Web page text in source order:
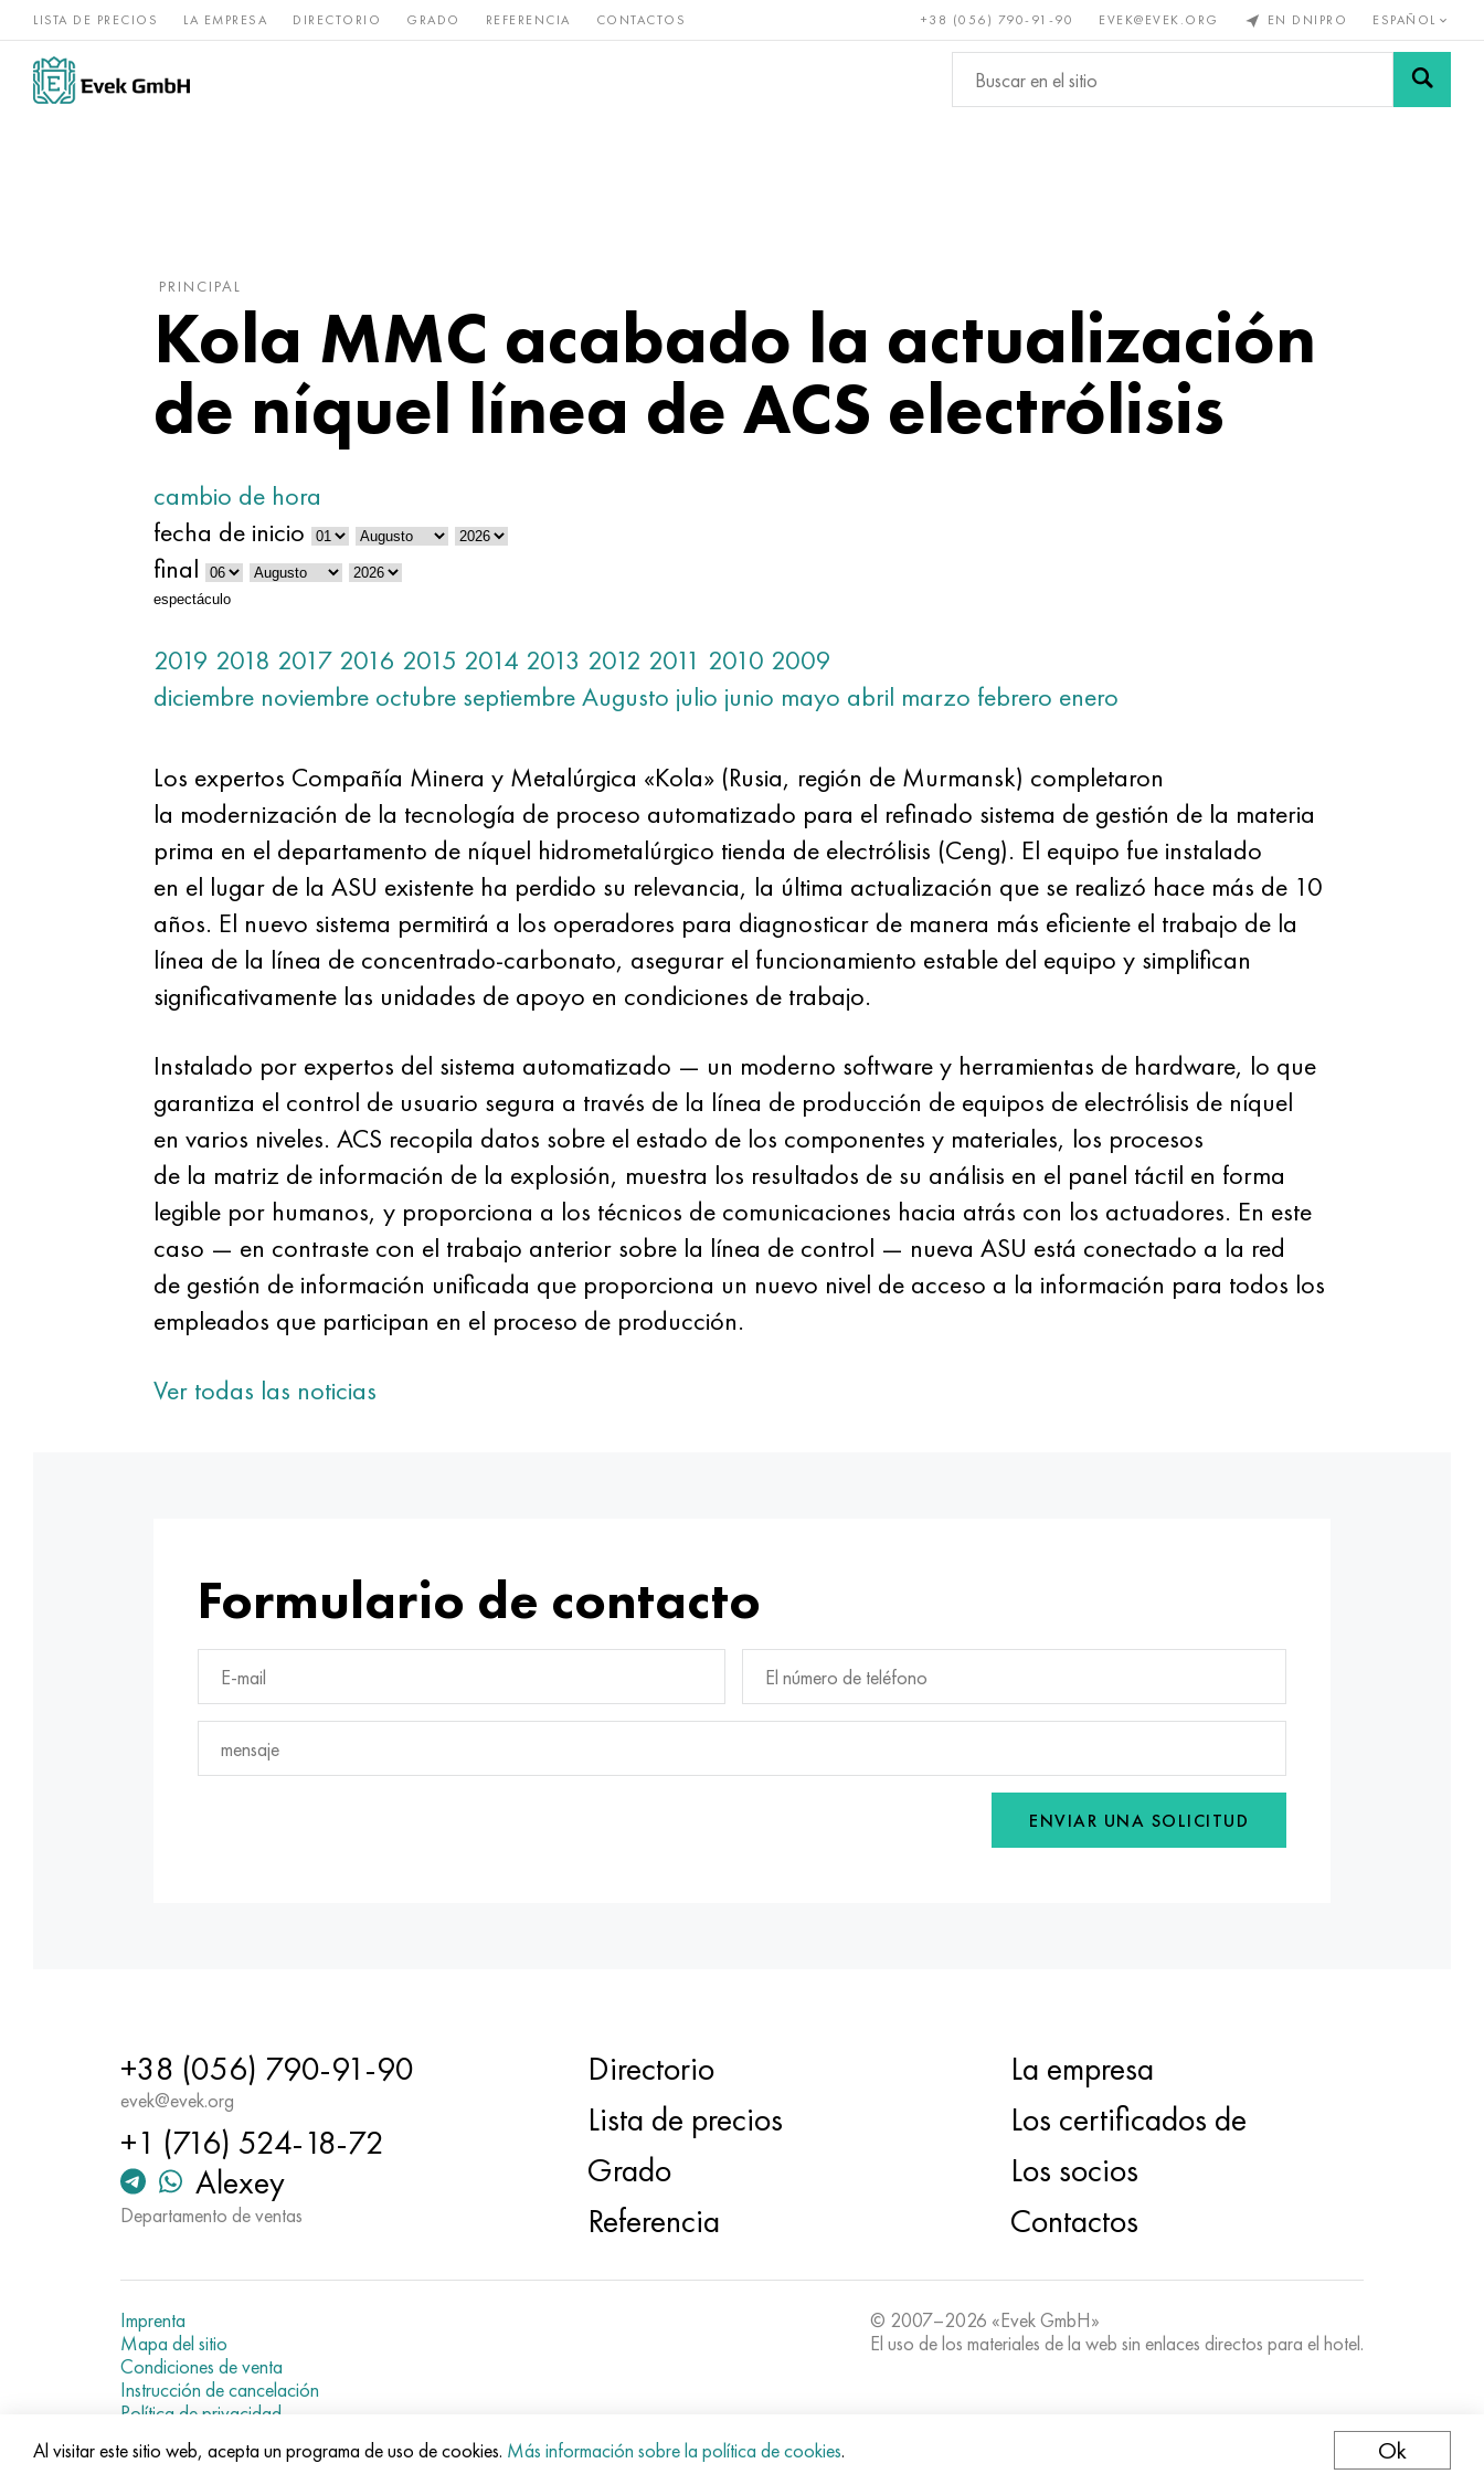
LISTA DE PRECIOS LA EMPRESA DIRECTORIO GRADO REFERENCIA CONTACTOS +38 (056) 790-91-90 EVEK@EVEK.ORG EN DNIPRO ESPAÑOL
Aleaciones de
níquel
acero Raro y Bronce, cobre, Metales no
ferrosos
Aleación de Mallas y
PRINCIPAL
Kola MMC acabado la actualización
de níquel línea de ACS electrólisis
cambio de hora
fecha de inicio
final
espectáculo
2019 2018 2017 2016 2015 2014 2013 2012 2011 2010 2009
diciembre noviembre octubre septiembreAugusto julio junio mayo abril marzo febrero enero
Los expertos Compañía Minera y Metalúrgica «Kola» (Rusia, región de Murmansk) completaron
la modernización de la tecnología de proceso automatizado para el refinado sistema de gestión de la materia
prima en el departamento de níquel hidrometalúrgico tienda de electrólisis (Ceng). El equipo fue instalado
en el lugar de la ASU existente ha perdido su relevancia, la última actualización que se realizó hace más de 10
años. El nuevo sistema permitirá a los operadores para diagnosticar de manera más eficiente el trabajo de la
línea de la línea de concentrado-carbonato, asegurar el funcionamiento estable del equipo y simplifican
significativamente las unidades de apoyo en condiciones de trabajo.
Instalado por expertos del sistema automatizado — un moderno software y herramientas de hardware, lo que
garantiza el control de usuario segura a través de la línea de producción de equipos de electrólisis de níquel
en varios niveles. ACS recopila datos sobre el estado de los componentes y materiales, los procesos
de la matriz de información de la explosión, muestra los resultados de su análisis en el panel táctil en forma
legible por humanos, y proporciona a los técnicos de comunicaciones hacia atrás con los actuadores. En este
caso — en contraste con el trabajo anterior sobre la línea de control — nueva ASU está conectado a la red
de gestión de información unificada que proporciona un nuevo nivel de acceso a la información para todos los
empleados que participan en el proceso de producción.
Ver todas las noticias
Formulario de contacto
ENVIAR UNA SOLICITUD
+38 (056) 790-91-90
evek@evek.org
+1 (716) 524-18-72
Alexey
Departamento de ventas
Directorio
Lista de precios
Grado
Referencia
La empresa
Los certificados de
Los socios
Contactos
Imprenta
Mapa del sitio
Condiciones de venta
Instrucción de cancelación
Política de privacidad
Current metal prices
© 2007–2026 «Evek GmbH»
El uso de los materiales de la web sin enlaces directos para el hotel.
Al visitar este sitio web, acepta un programa de uso de cookies. Más información sobre la política de cookies. Ok